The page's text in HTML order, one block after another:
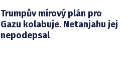
Trumpův mírový plán pro
Gazu kolabuje. Netanjahu jej
nepodepsal